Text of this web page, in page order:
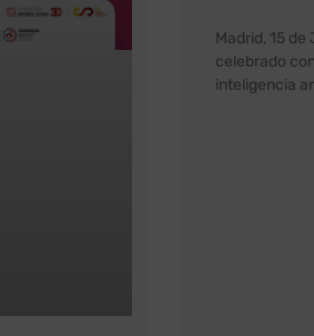
Madrid, 15
celebrado
inteligencia